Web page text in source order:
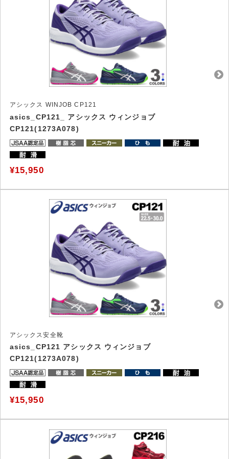
アシックス WINJOB CP121
asics_CP121_ アシックス ウィンジョブ
CP121(1273A078)
¥15,950
アシックス安全靴
asics_CP121 アシックス ウィンジョブ
CP121(1273A078)
¥15,950